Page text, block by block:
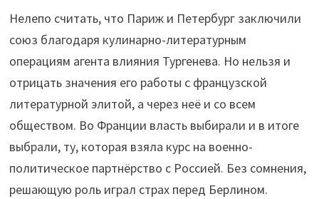
Нелепо считать, что Париж и Петербург заключили
союз благодаря кулинарно-литературным
операциям агента влияния Тургенева. Но нельзя и
отрицать значения его работы с французской
литературной элитой, а через неё и со всем
обществом. Во Франции власть выбирали и в итоге
выбрали, ту, которая взяла курс на военно-
политическое партнёрство с Россией. Без сомнения,
решающую роль играл страх перед Берлином.